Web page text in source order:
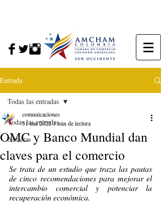
Entrada
Todas las entradas
Noticias
Todas las entradas
OMC y Banco Mundial dan
claves para el comercio
comunicaciones
31 ene 20221 min de lectura
Se trata de un estudio que traza las pautas
de cinco recomendaciones para mejorar el
intercambio comercial y potenciar la
recuperación económica.